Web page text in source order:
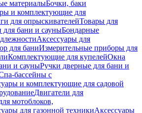
материалыБочки, баки
и комплектующие для
для опрыскивателейТовары для
для бани и сауныБондарные
Аксессуары для
для баниИзмерительные приборы для
Комплектующие для купелейОкна
и сауныРучки дверные для бани и
бассейны с
и комплектующие для садовой
Двигатели для
мотоблоков,
для газонной техникиАксессуары